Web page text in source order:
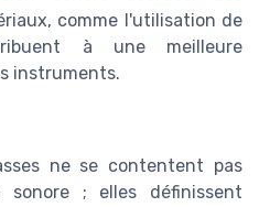
comme l'utilisation de
à une meilleure
instruments.
ne se contentent pas
sonore ; elles définissent